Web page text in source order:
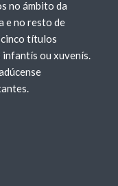
no ámbito da
e no resto de
cinco títulos
ou xuvenís.